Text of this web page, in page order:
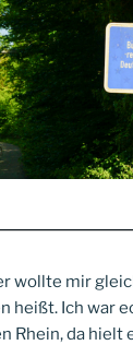
wollte mir
heißt. Ich war
Rhein, da hielt